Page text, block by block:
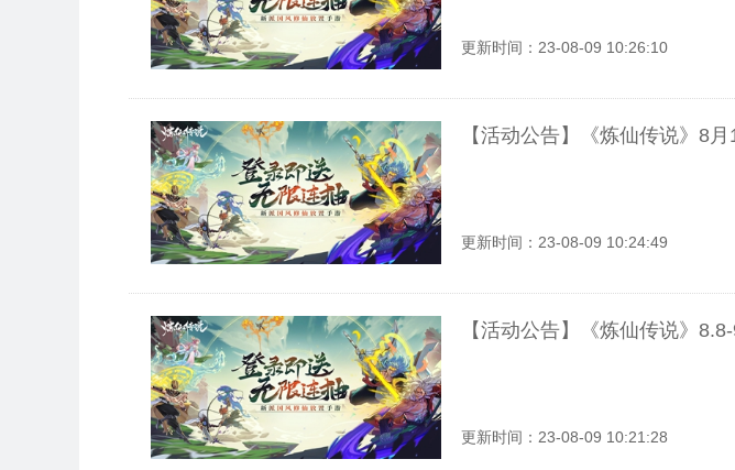
更新时间：23-08-09 10:26:10
更新时间：23-08-09 10:24:49
【活动公告】《炼仙传说》
更新时间：23-08-09 10:21:28